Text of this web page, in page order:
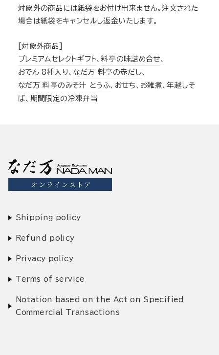
対象外の商品には紙袋をお付け出来ません。注文された
場合は紙袋をキャンセルし返金いたします。
[対象外商品]
プレミアムセレクトギフト、 料亭の味詰め合せ、
おでん 8種入り 、 なだ万 料亭の赤だし、
なだ万 料亭のみそ汁 とうふ、おせち、お雑煮、年越しそ
ば、期間限定の冷凍弁当
Shipping policy
Refund policy
Privacy policy
Terms of service
Notation based on the Act on Specified
Commercial Transactions